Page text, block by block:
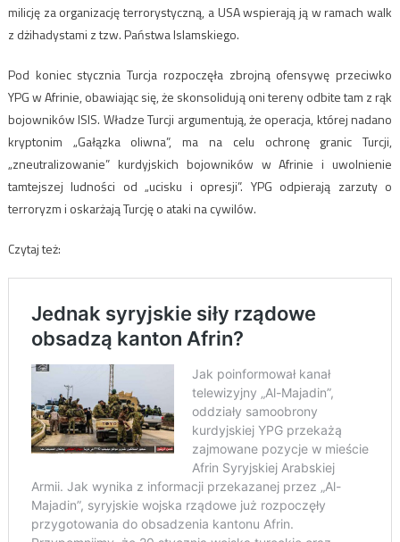
milicję za organizację terrorystyczną, a USA wspierają ją w ramach walk
z dżihadystami z tzw. Państwa Islamskiego.
Pod koniec stycznia Turcja rozpoczęła zbrojną ofensywę przeciwko
YPG w Afrinie, obawiając się, że skonsolidują oni tereny odbite tam z rąk
bojowników ISIS. Władze Turcji argumentują, że operacja, której nadano
kryptonim „Gałązka oliwna”, ma na celu ochronę granic Turcji,
„zneutralizowanie” kurdyjskich bojowników w Afrinie i uwolnienie
tamtejszej ludności od „ucisku i opresji”. YPG odpierają zarzuty o
terroryzm i oskarżają Turcję o ataki na cywilów.
Czytaj też: